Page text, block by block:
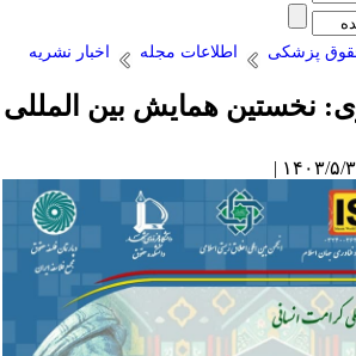
پزشکی اطلاعات مجله اخبار نشریه
نخستین همایش بین المللی